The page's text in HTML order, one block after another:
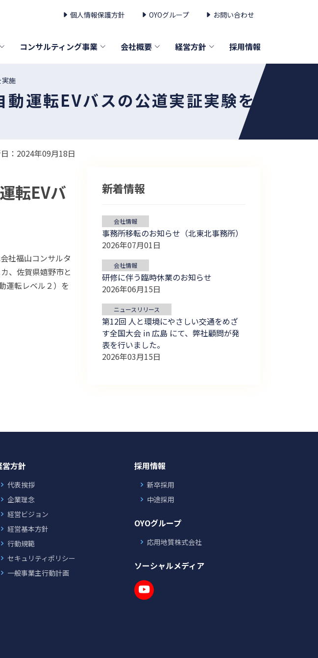
個人情報保護方針 OYOグループ お問い合わせ
コンサルティング事業 会社概要 経営方針 採用情報
実施
運転EVバスの公道実証実験を
：2024年09月18日
転EVバ
社福山コンサルタ
、佐賀県嬉野市と
運転レベル２）を
新着情報
会社情報
事務所移転のお知らせ（北東北事務所）
2026年07月01日
会社情報
研修に伴う臨時休業のお知らせ
2026年06月15日
ニュースリリース
第12回 人と環境にやさしい交通をめざ
す全国大会 in 広島 にて、弊社顧問が発
表を行いました。
2026年03月15日
営方針
代表挨拶
企業理念
経営ビジョン
経営基本方針
行動規範
セキュリティポリシー
一般事業主行動計画
採用情報
新卒採用
中途採用
OYOグループ
応用地質株式会社
ソーシャルメディア